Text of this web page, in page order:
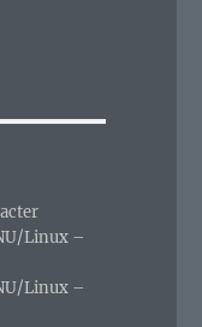
Linux –
Linux –